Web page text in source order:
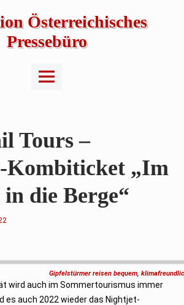
Österreichisches
Pressebüro
Main
Menu
Tours –
Kombiticket „Im
die Berge“
Gipfelstürmer reisen bequem,
wird auch im Sommertourismus immer
es auch 2022 wieder das Nightjet-